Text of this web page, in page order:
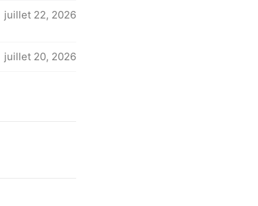
juillet 22, 2026
juillet 20, 2026